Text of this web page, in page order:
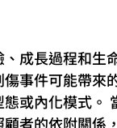
成長過程和生
事件可能帶來
或內化模式。
者的依附關係